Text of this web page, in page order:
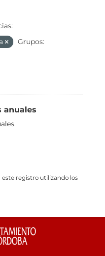
Grupos:
anuales
registro utilizando los